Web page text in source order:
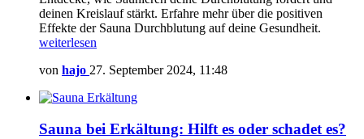
deinen Kreislauf stärkt. Erfahre mehr über die positiven
Effekte der Sauna Durchblutung auf deine Gesundheit.
weiterlesen
von hajo 27. September 2024, 11:48
Sauna bei Erkältung: Hilft es oder schadet es?